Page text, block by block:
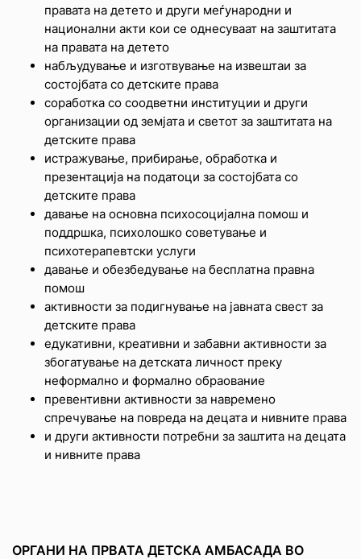
правата на детето и други меѓународни и
национални акти кои се однесуваат на заштитата
на правата на детето
набљудување и изготвување на извештаи за
состојбата со детските права
соработка со соодветни институции и други
организации од земјата и светот за заштитата на
детските права
истражување, прибирање, обработка и
презентација на податоци за состојбата со
детските права
давање на основна психосоцијална помош и
поддршка, психолошко советување и
психотерапевтски услуги
давање и обезбедување на бесплатна правна
помош
активности за подигнување на јавната свест за
детските права
едукативни, креативни и забавни активности за
збогатување на детската личност преку
неформално и формално обраование
превентивни активности за навремено
спречување на повреда на децата и нивните права
и други активности потребни за заштита на децата
и нивните права
ОРГАНИ НА ПРВАТА ДЕТСКА АМБАСАДА ВО